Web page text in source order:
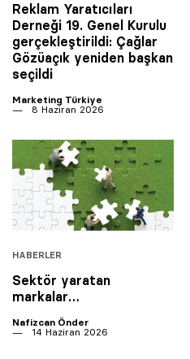
Reklam Yaratıcıları
Derneği 19. Genel Kurulu
gerçekleştirildi: Çağlar
Gözüaçık yeniden başkan
seçildi
Marketing Türkiye
8 Haziran 2026
HABERLER
Sektör yaratan
markalar…
Nafizcan Önder
14 Haziran 2026